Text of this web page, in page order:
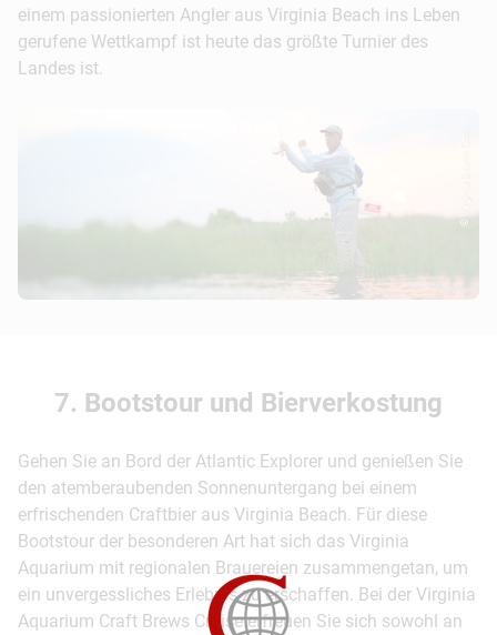
einem passionierten Angler aus Virginia Beach ins Leben
gerufene Wettkampf ist heute das größte Turnier des
Landes ist.
7. Bootstour und Bierverkostung
Gehen Sie an Bord der Atlantic Explorer und genießen Sie
den atemberaubenden Sonnenuntergang bei einem
erfrischenden Craftbier aus Virginia Beach. Für diese
Bootstour der besonderen Art hat sich das Virginia
Aquarium mit regionalen Brauereien zusammengetan, um
ein unvergessliches Erlebnis zu erschaffen. Bei der Virginia
Aquarium Craft Brews Cruise erfreuen Sie sich sowohl an